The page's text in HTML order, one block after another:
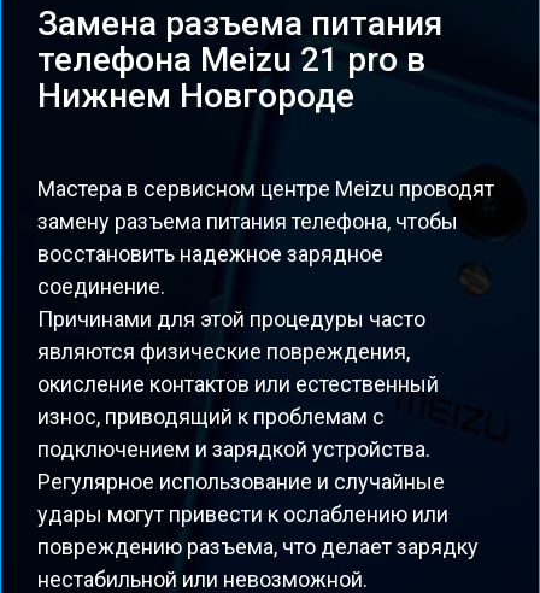
Замена разъема питания
телефона Meizu 21 pro в
Нижнем Новгороде
Мастера в сервисном центре Meizu проводят
замену разъема питания телефона, чтобы
восстановить надежное зарядное
соединение.
Причинами для этой процедуры часто
являются физические повреждения,
окисление контактов или естественный
износ, приводящий к проблемам с
подключением и зарядкой устройства.
Регулярное использование и случайные
удары могут привести к ослаблению или
повреждению разъема, что делает зарядку
нестабильной или невозможной.